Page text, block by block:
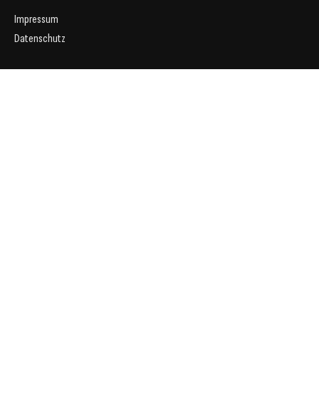
Impressum
Datenschutz